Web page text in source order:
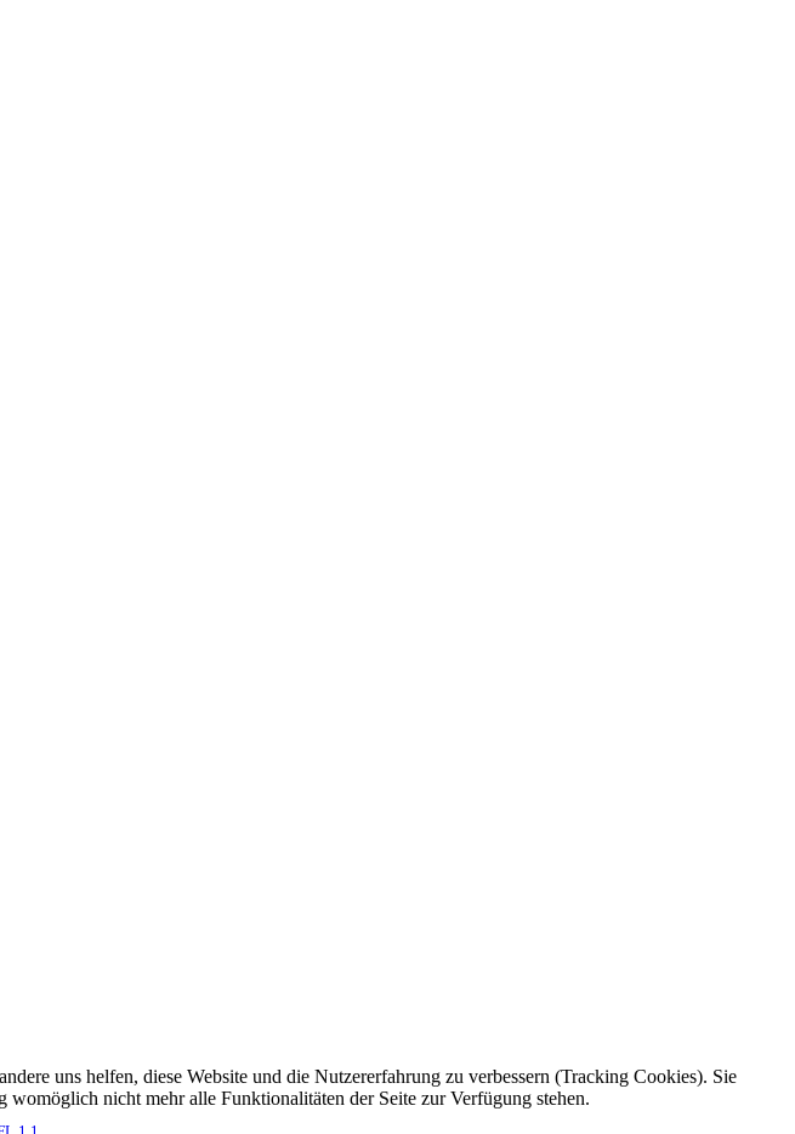
uns helfen, diese Website und die Nutzererfahrung zu verbessern (Tracking Cookies). Sie
womöglich nicht mehr alle Funktionalitäten der Seite zur Verfügung stehen.